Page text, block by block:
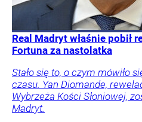
Real Madryt właśnie pobił
Fortuna za nastolatka
Stało się to, o czym mówiło
czasu. Yan Diomande,
Wybrzeża Kości Słoniowej,
Madryt.